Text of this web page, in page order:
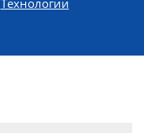
Технологии